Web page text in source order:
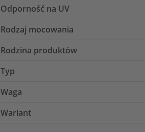
Odporność na UV
Rodzaj mocowania
Rodzina produktów
Typ
Waga
Wariant